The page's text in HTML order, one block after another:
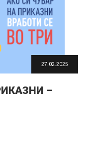
27.02.2025
–